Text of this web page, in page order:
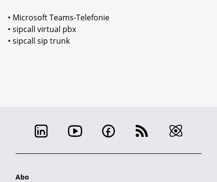
• Microsoft Teams-Telefonie
• sipcall virtual pbx
• sipcall sip trunk
Abo